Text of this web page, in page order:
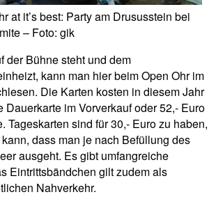
at it’s best: Party am Drususstein bei
– Foto: gik
der Bühne steht und dem
kann man hier beim Open Ohr im
Die Karten kosten in diesem Jahr
Dauerkarte im Vorverkauf oder 52,- Euro
Tageskarten sind für 30,- Euro zu haben,
dass man je nach Befüllung des
ausgeht. Es gibt umfangreiche
Eintrittsbändchen gilt zudem als
Nahverkehr.